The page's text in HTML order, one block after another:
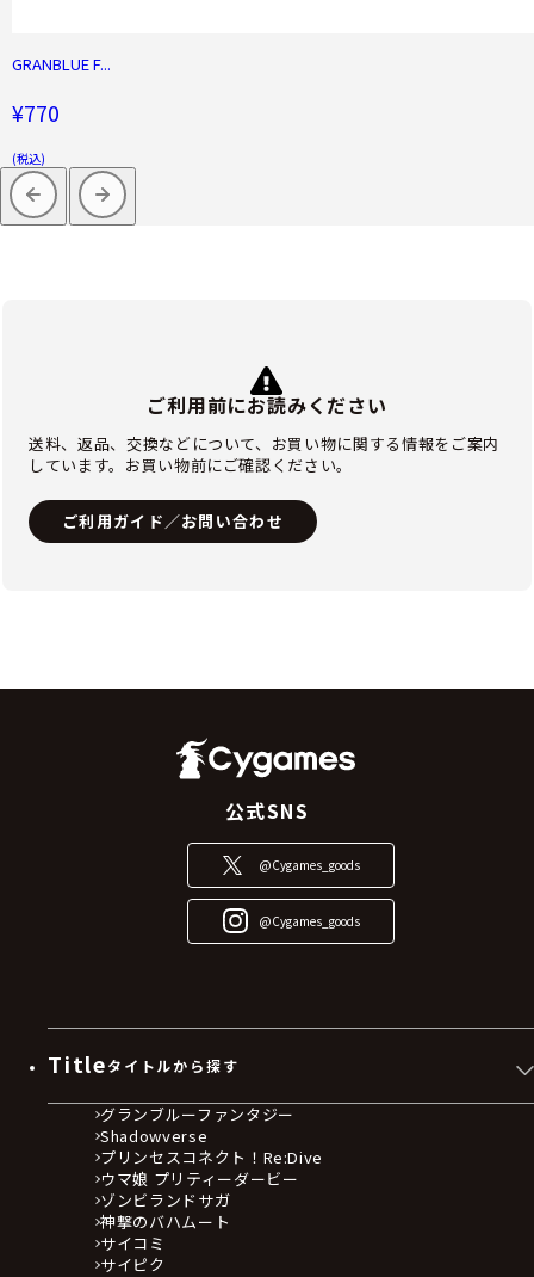
GRANBLUE F...
¥770
(税込)
ご利用前にお読みください
送料、返品、交換などについて、お買い物に関する情報をご案内
しています。お買い物前にご確認ください。
ご利用ガイド／お問い合わせ
公式SNS
@Cygames_goods
@Cygames_goods
Titleタイトルから探す
グランブルーファンタジー
Shadowverse
プリンセスコネクト！Re:Dive
ウマ娘 プリティーダービー
ゾンビランドサガ
神撃のバハムート
サイコミ
サイピク